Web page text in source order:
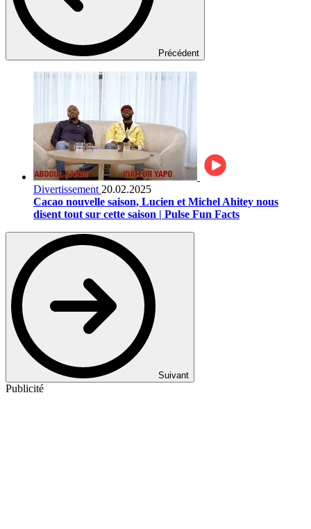
Précédent
Divertissement 20.02.2025
Cacao nouvelle saison, Lucien et Michel Ahitey nous
disent tout sur cette saison | Pulse Fun Facts
Suivant
Publicité